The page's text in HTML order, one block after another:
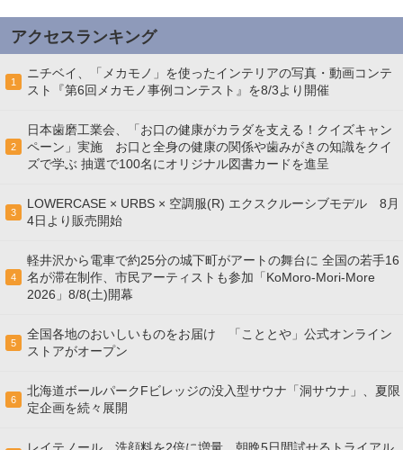
アクセスランキング
1
ニチベイ、「メカモノ」を使ったインテリアの写真・動画コンテ
スト『第6回メカモノ事例コンテスト』を8/3より開催
2
日本歯磨工業会、「お口の健康がカラダを支える！クイズキャン
ペーン」実施 お口と全身の健康の関係や歯みがきの知識をクイ
ズで学ぶ 抽選で100名にオリジナル図書カードを進呈
3
LOWERCASE × URBS × 空調服(R) エクスクルーシブモデル 8月
4日より販売開始
4
軽井沢から電車で約25分の城下町がアートの舞台に 全国の若手16
名が滞在制作、市民アーティストも参加「KoMoro-Mori-More
2026」8/8(土)開幕
5
全国各地のおいしいものをお届け 「こととや」公式オンライン
ストアがオープン
6
北海道ボールパークFビレッジの没入型サウナ「洞サウナ」、夏限
定企画を続々展開